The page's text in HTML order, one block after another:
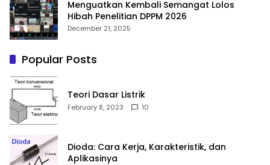
Menguatkan Kembali Semangat Lolos
Hibah Penelitian DPPM 2026
December 21, 2025
Popular Posts
Teori Dasar Listrik
February 8, 2023 10
Dioda: Cara Kerja, Karakteristik, dan
Aplikasinya